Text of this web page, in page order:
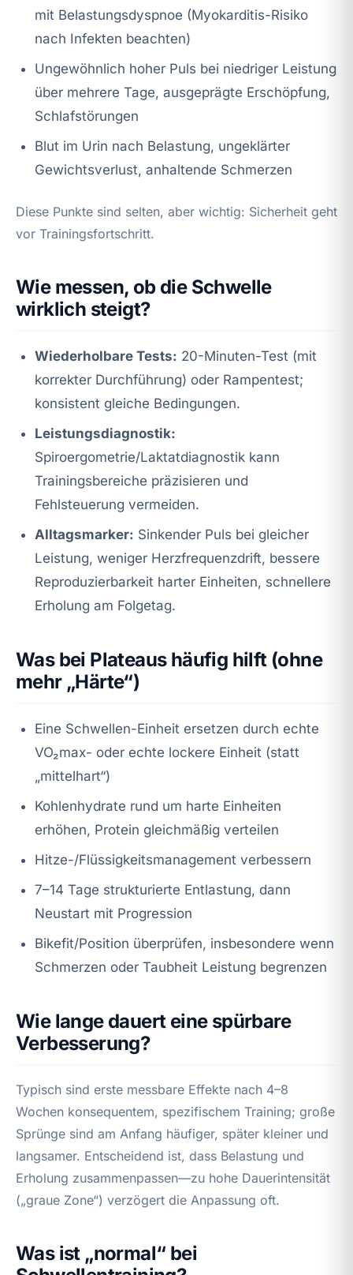
mit Belastungsdyspnoe (Myokarditis-Risiko
nach Infekten beachten)
Ungewöhnlich hoher Puls bei niedriger Leistung
über mehrere Tage, ausgeprägte Erschöpfung,
Schlafstörungen
Blut im Urin nach Belastung, ungeklärter
Gewichtsverlust, anhaltende Schmerzen
Diese Punkte sind selten, aber wichtig: Sicherheit geht
vor Trainingsfortschritt.
Wie messen, ob die Schwelle
wirklich steigt?
Wiederholbare Tests: 20-Minuten-Test (mit
korrekter Durchführung) oder Rampentest;
konsistent gleiche Bedingungen.
Leistungsdiagnostik:
Spiroergometrie/Laktatdiagnostik kann
Trainingsbereiche präzisieren und
Fehlsteuerung vermeiden.
Alltagsmarker: Sinkender Puls bei gleicher
Leistung, weniger Herzfrequenzdrift, bessere
Reproduzierbarkeit harter Einheiten, schnellere
Erholung am Folgetag.
Was bei Plateaus häufig hilft (ohne
mehr „Härte“)
Eine Schwellen-Einheit ersetzen durch echte
VO₂max- oder echte lockere Einheit (statt
„mittelhart“)
Kohlenhydrate rund um harte Einheiten
erhöhen, Protein gleichmäßig verteilen
Hitze-/Flüssigkeitsmanagement verbessern
7–14 Tage strukturierte Entlastung, dann
Neustart mit Progression
Bikefit/Position überprüfen, insbesondere wenn
Schmerzen oder Taubheit Leistung begrenzen
Wie lange dauert eine spürbare
Verbesserung?
Typisch sind erste messbare Effekte nach 4–8
Wochen konsequentem, spezifischem Training; große
Sprünge sind am Anfang häufiger, später kleiner und
langsamer. Entscheidend ist, dass Belastung und
Erholung zusammenpassen—zu hohe Dauerintensität
(„graue Zone“) verzögert die Anpassung oft.
Was ist „normal“ bei